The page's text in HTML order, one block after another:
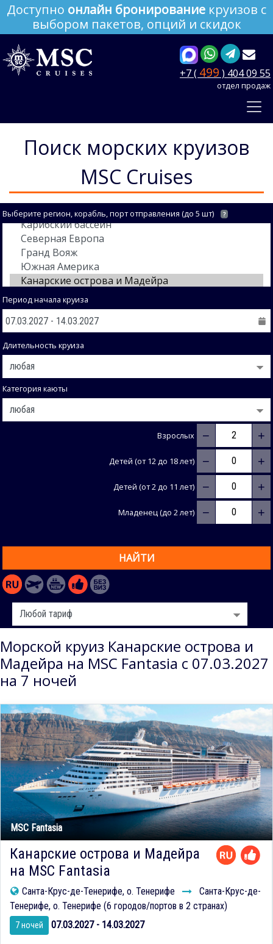
Доступно онлайн бронирование круизов с
выбором пакетов, опций и скидок
+7 ( 499 ) 404 09 55
отдел продаж
Поиск морских круизов
MSC Cruises
Выберите регион, корабль, порт отправления (до 5 шт) ?
Период начала круиза
Длительность круиза
Категория каюты
Взрослых − +
Детей (от 12 до 18 лет) − +
Детей (от 2 до 11 лет) − +
Младенец (до 2 лет) − +
НАЙТИ
Морской круиз Канарские острова и
Мадейра на MSC Fantasia с 07.03.2027
на 7 ночей
MSC Fantasia
Канарские острова и Мадейра
на MSC Fantasia
Санта-Крус-де-Тенерифе, о. Тенерифе
Санта-Крус-де-
Тенерифе, о. Тенерифе (6 городов/портов в 2 странах)
7 ночей 07.03.2027 - 14.03.2027